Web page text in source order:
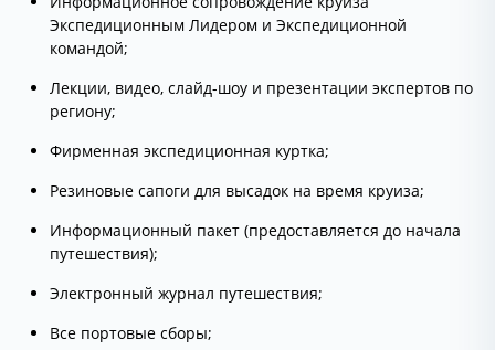
Экспедиционным Лидером и Экспедиционной
командой;
Лекции, видео, слайд-шоу и презентации экспертов по
региону;
Фирменная экспедиционная куртка;
Резиновые сапоги для высадок на время круиза;
Информационный пакет (предоставляется до начала
путешествия);
Электронный журнал путешествия;
Все портовые сборы;